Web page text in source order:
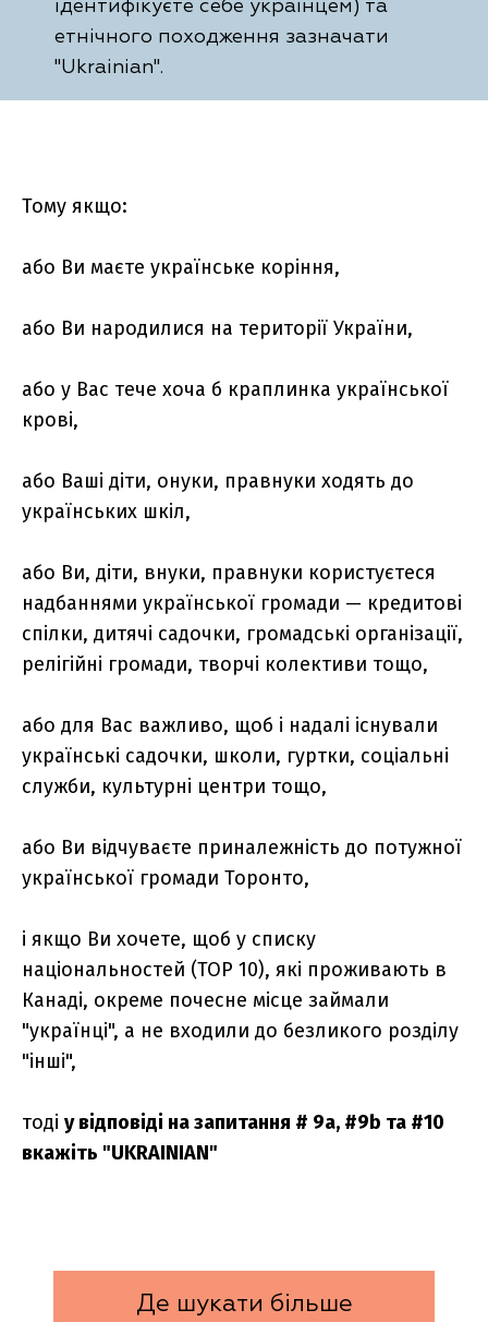
ідентифікуєте себе українцем) та
етнічного походження зазначати
"Ukrainian".
Тому якщо:
або Ви маєте українське коріння,
або Ви народилися на території України,
або у Вас тече хоча б краплинка української
крові,
або Ваші діти, онуки, правнуки ходять до
українських шкіл,
або Ви, діти, внуки, правнуки користуєтеся
надбаннями української громади — кредитові
спілки, дитячі садочки, громадські організації,
релігійні громади, творчі колективи тощо,
або для Вас важливо, щоб і надалі існували
українські садочки, школи, гуртки, соціальні
служби, культурні центри тощо,
або Ви відчуваєте приналежність до потужної
української громади Торонто,
і якщо Ви хочете, щоб у списку
національностей (TOP 10), які проживають в
Канаді, окреме почесне місце займали
"українці", а не входили до безликого розділу
"інші",
тоді у відповіді на запитання # 9а, #9b та #10
вкажіть "UKRAINIAN"
Де шукати більше